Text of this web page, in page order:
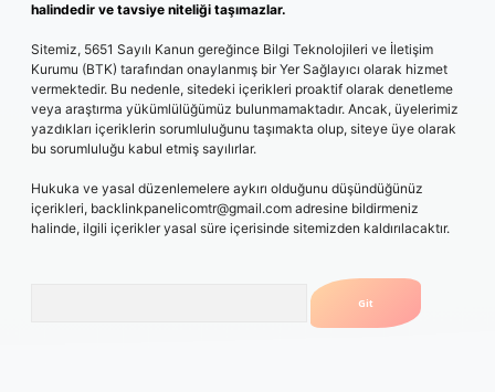
halindedir ve tavsiye niteliği taşımazlar.
Sitemiz, 5651 Sayılı Kanun gereğince Bilgi Teknolojileri ve İletişim
Kurumu (BTK) tarafından onaylanmış bir Yer Sağlayıcı olarak hizmet
vermektedir. Bu nedenle, sitedeki içerikleri proaktif olarak denetleme
veya araştırma yükümlülüğümüz bulunmamaktadır. Ancak, üyelerimiz
yazdıkları içeriklerin sorumluluğunu taşımakta olup, siteye üye olarak
bu sorumluluğu kabul etmiş sayılırlar.
Hukuka ve yasal düzenlemelere aykırı olduğunu düşündüğünüz
içerikleri, backlinkpanelicomtr@gmail.com adresine bildirmeniz
halinde, ilgili içerikler yasal süre içerisinde sitemizden kaldırılacaktır.